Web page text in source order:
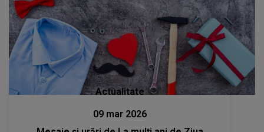
Actualitate
09 mar 2026